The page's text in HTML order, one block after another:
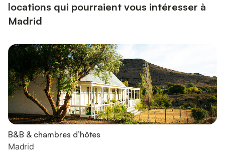
locations qui pourraient vous intéresser à
Madrid
B&B & chambres d’hôtes
Madrid